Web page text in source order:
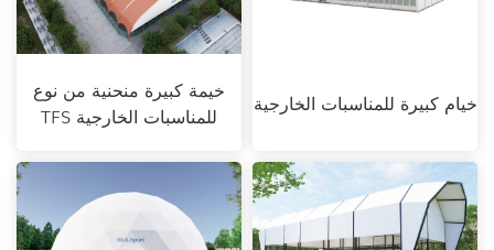
خيمة كبيرة منحنية من نوع
TFS للمناسبات الخارجية
خيام كبيرة للمناسبات الخارجية